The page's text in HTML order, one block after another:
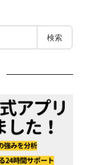
検索